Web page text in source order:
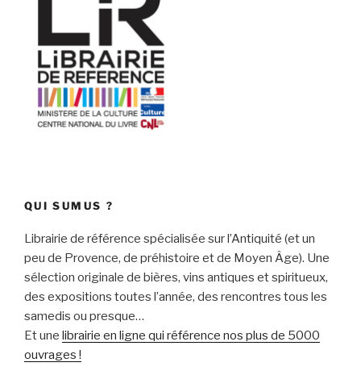
QUI SUMUS ?
Librairie de référence spécialisée sur l’Antiquité (et un
peu de Provence, de préhistoire et de Moyen Âge). Une
sélection originale de bières, vins antiques et spiritueux,
des expositions toutes l’année, des rencontres tous les
samedis ou presque…
Et une librairie en ligne qui référence nos plus de 5000
ouvrages !